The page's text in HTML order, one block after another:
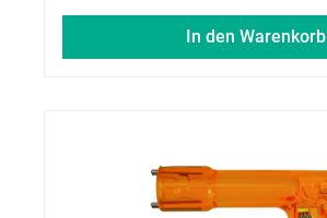
In den Warenkorb